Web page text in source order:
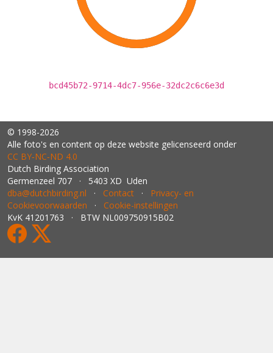
bcd45b72-9714-4dc7-956e-32dc2c6c6e3d
© 1998-2026
Alle foto's en content op deze website gelicenseerd onder
CC BY‑NC‑ND 4.0
Dutch Birding Association
Germenzeel 707 · 5403 XD Uden
dba@dutchbirding.nl · Contact · Privacy- en
Cookievoorwaarden · Cookie-instellingen
KvK 41201763 · BTW NL009750915B02